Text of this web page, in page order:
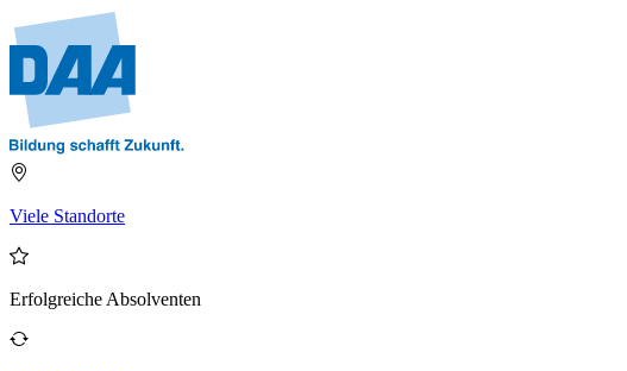
Viele Standorte
Erfolgreiche Absolventen